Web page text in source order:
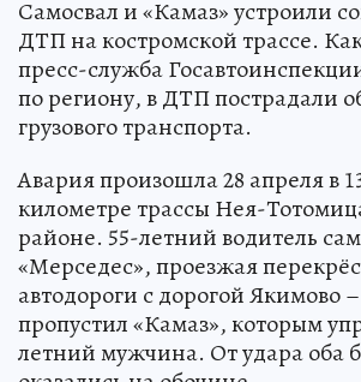
Самосвал и «Камаз» устроили
ДТП на костромской трассе.
пресс-служба
по региону, в ДТП пострадали
грузового транспорта.
Авария произошла 28 апреля в
километре трассы Нея-
районе. 55-летний водитель
«Мерседес», проезжая
автодороги с дорогой Якимово
пропустил «Камаз», которым
летний мужчина. От удара оба